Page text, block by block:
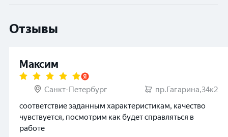
Отзывы
Максим
Санкт-Петербург
пр.Гагарина,34к2
соответствие заданным характеристикам, качество
чувствуется, посмотрим как будет справляться в
работе